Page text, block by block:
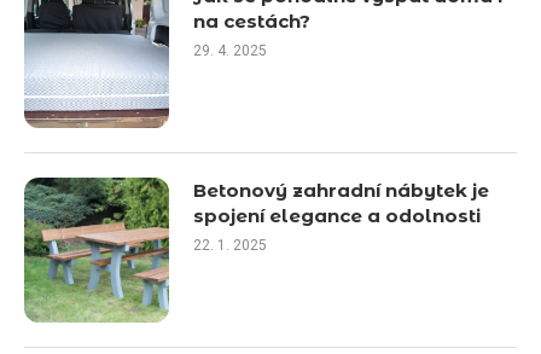
na cestách?
29. 4. 2025
Betonový zahradní nábytek je
spojení elegance a odolnosti
22. 1. 2025